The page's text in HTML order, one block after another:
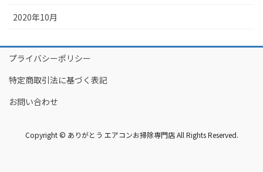
2020年10月
プライバシーポリシー
特定商取引法に基づく表記
お問い合わせ
Copyright © ありがとう エアコンお掃除専門店 All Rights Reserved.